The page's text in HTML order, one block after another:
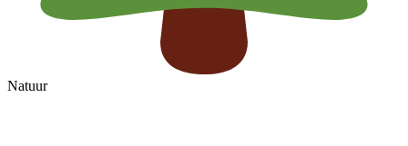
Natuur